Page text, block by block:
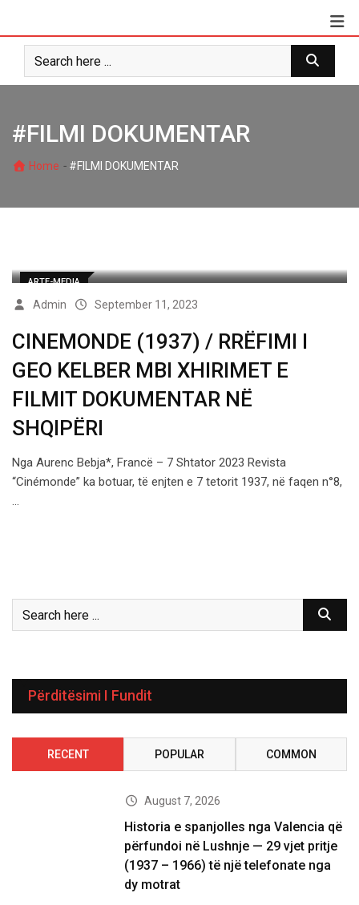
content
#FILMI DOKUMENTAR
Home - #FILMI DOKUMENTAR
ARTE-MEDIA
Admin September 11, 2023
CINEMONDE (1937) / RRËFIMI I
GEO KELBER MBI XHIRIMET E
FILMIT DOKUMENTAR NË
SHQIPËRI
Nga Aurenc Bebja*, Francë – 7 Shtator 2023 Revista
“Cinémonde” ka botuar, të enjten e 7 tetorit 1937, në faqen n°8,
…
Përditësimi I Fundit
RECENT POPULAR COMMON
August 7, 2026
Historia e spanjolles nga Valencia që
përfundoi në Lushnje — 29 vjet pritje
(1937 – 1966) të një telefonate nga
dy motrat